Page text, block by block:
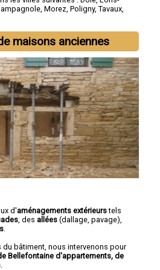
, Morez, Poligny, Tavaux,
maisons anciennes
d'aménagements extérieurstels
, des allées (dallage, pavage),
bâtiment, nous intervenons pour
Bellefontaine d'appartements, de